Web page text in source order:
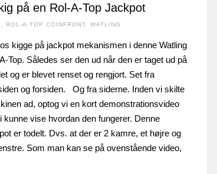
på en Rol-A-Top Jackpot
ROL-A-TOP COINFRONT WATLING
kigge på jackpot mekanismen i denne Watling
Top. Således ser den ud når den er taget ud på
og er blevet renset og rengjort. Set fra
og forsiden. Og fra siderne. Inden vi skilte
ad, optog vi en kort demonstrationsvideo
kunne vise hvordan den fungerer. Denne
er todelt. Dvs. at der er 2 kamre, et højre og
Som man kan se på ovenstående video,